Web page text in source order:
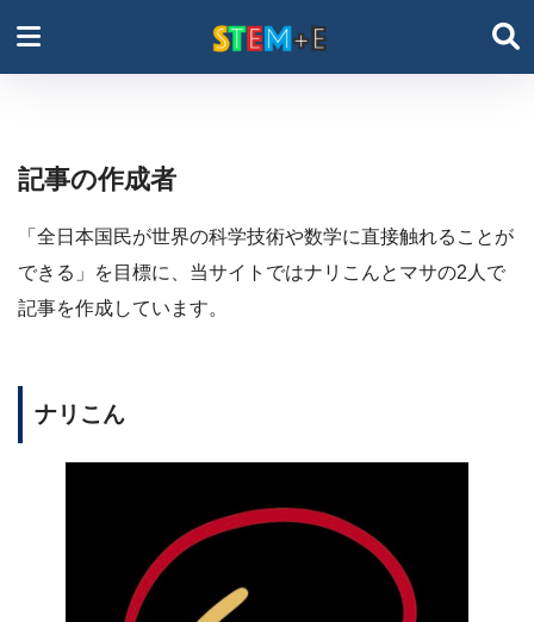
記事の作成者
「全日本国民が世界の科学技術や数学に直接触れることが
できる」を目標に、当サイトではナリこんとマサの2人で
記事を作成しています。
ナリこん